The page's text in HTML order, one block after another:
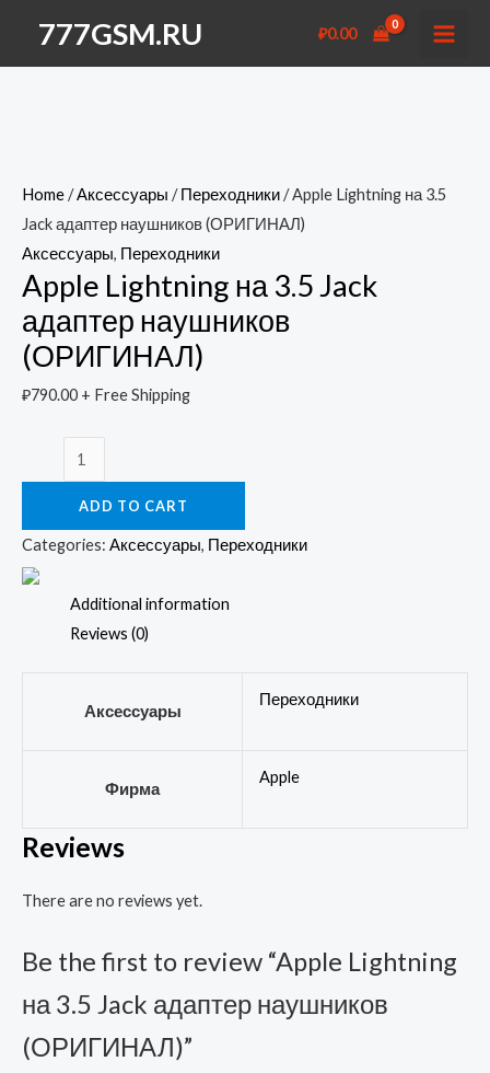
содержимому
777GSM.RU ₽0.00
Home/Аксессуары /Переходники/ Apple Lightning на 3.5
Jack адаптер наушников (ОРИГИНАЛ)
Аксессуары, Переходники
Apple Lightning на 3.5 Jack
адаптер наушников
(ОРИГИНАЛ)
₽790.00 + Free Shipping
Lightning
3.5
Jack
адаптер
наушников
ADD TO CART
Categories: Аксессуары, Переходники
Additional information
Reviews (0)
Аксессуары
Переходники
Фирма
Apple
Reviews
There are no reviews yet.
Be the first to review “Apple Lightning
на 3.5 Jack адаптер наушников
(ОРИГИНАЛ)”